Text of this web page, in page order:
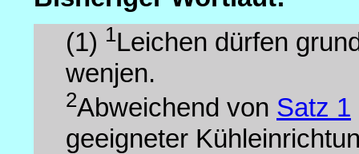
(1) 1Leichen dürfen
wenjen.
2Abweichend von Satz 1
geeigneter